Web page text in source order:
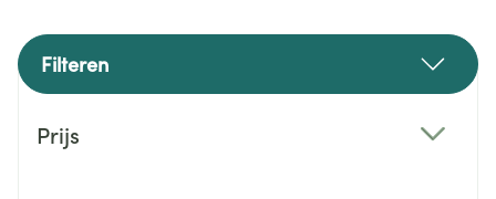
Filteren
Prijs